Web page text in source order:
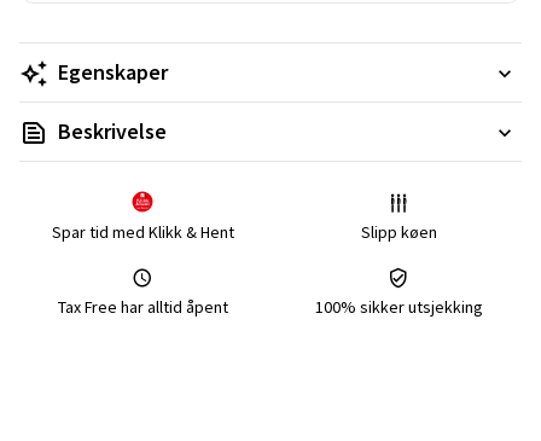
Egenskaper
Beskrivelse
Spar tid med Klikk & Hent Slipp køen
Tax Free har alltid åpent 100% sikker utsjekking